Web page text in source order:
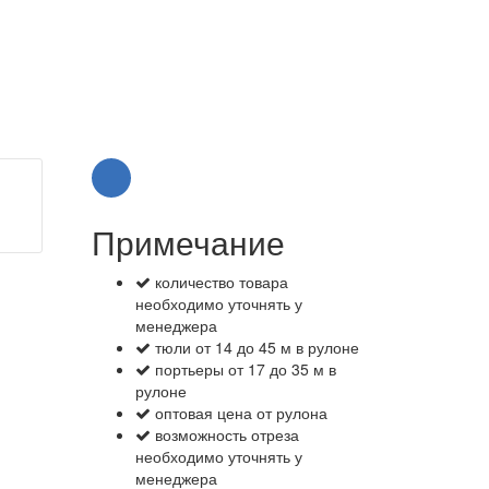
Примечание
количество товара
необходимо уточнять у
менеджера
тюли от 14 до 45 м в рулоне
портьеры от 17 до 35 м в
рулоне
оптовая цена от рулона
возможность отреза
необходимо уточнять у
менеджера